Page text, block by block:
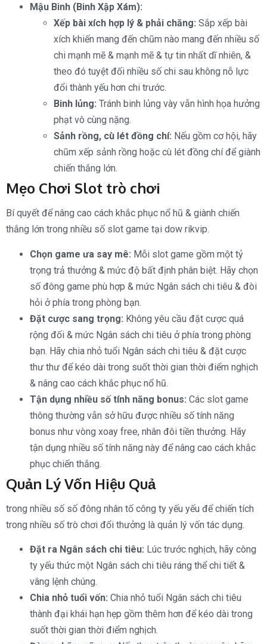
Mậu Binh (Binh Xập Xám):
Xếp bài xích hợp lý & phải chăng: Sắp xếp bài
xích khiến mang đến chũm nào mang đến nhiều số
chi mạnh mẽ & mạnh mẽ & tự tin nhất dĩ nhiên, &
theo đó tuyệt đối nhiều số chi sau không nỗ lực
đổi thành yếu hơn chi trước.
Binh lủng: Tránh binh lủng vày vẫn hình họa hưởng
phạt vô cùng nặng.
Sảnh rồng, cù lét đồng chí: Nếu gồm cơ hội, hãy
chũm xếp sảnh rồng hoặc cù lét đồng chí để giành
chiến thắng lớn.
Mẹo Chơi Slot trò chơi
Bí quyết để nâng cao cách khắc phục nổ hũ & giành chiến
thắng lớn trong nhiều số slot game tại dow rikvip.
Chọn game ưa say mê: Mỗi slot game gồm một tỷ
trọng trả thưởng & mức độ bất định phân biệt. Hãy chọn
số đông game phù hợp & mức Ngân sách chi tiêu & đòi
hỏi ở phía trong phòng bạn.
Đặt cược sang trọng: Không yêu cầu đặt cược quá
rộng đối & mức Ngân sách chi tiêu ở phía trong phòng
bạn. Hãy chia nhỏ tuổi Ngân sách chi tiêu & đặt cược
thư thư để kéo dài trong suốt thời gian thời điểm nghịch
& nâng cao cách khắc phục nổ hũ.
Tận dụng nhiều số tính năng bonus: Các slot game
thông thường vẫn sở hữu được nhiều số tính năng
bonus như vòng xoay free, nhân đôi tiền thưởng. Hãy
tận dụng nhiều số tính năng này để nâng cao cách khắc
phục chiến thắng.
Quản Lý Vốn Hiệu Quả
trong nhiều số số đông nhân tố công ty yếu yếu để chiến tích
trong nhiều số trò chơi đổi thưởng là quản lý vốn tác dụng.
Đặt ra Ngân sách chi tiêu: Lúc trước nghịch, hãy công
ty yếu thức một Ngân sách chi tiêu ráng thể chi tiết &
vâng lệnh chúng.
Chia nhỏ tuổi vốn: Chia nhỏ tuổi Ngân sách chi tiêu
thành đại khái hạn hẹp gồm thêm hơn để kéo dài trong
suốt thời gian thời điểm nghịch.